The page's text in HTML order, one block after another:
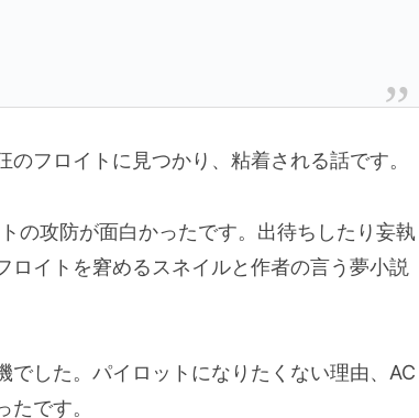
フロイトに見つかり、粘着される話です。
の攻防が面白かったです。出待ちしたり妄執
イトを窘めるスネイルと作者の言う夢小説
した。パイロットになりたくない理由、AC
です。